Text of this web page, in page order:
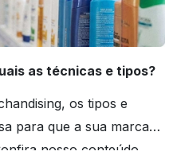
as técnicas e tipos?
os tipos e
para que a sua marca
nosso conteúdo